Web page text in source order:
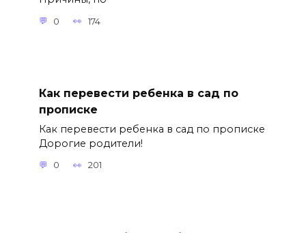
0 174
Как перевести ребенка в сад по
прописке
Как перевести ребенка в сад по прописке
Дорогие родители!
0 201